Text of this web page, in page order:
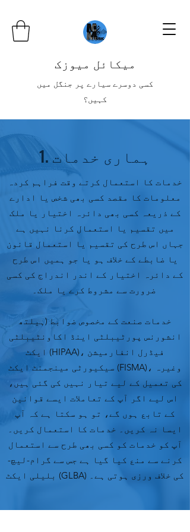
میکائل میوزک
کسی دوسرے سیارے پر جنگل میں
کہیں؟
1. ہماری خدمات
خدمات کا استعمال کرتے وقت فراہم کردہ
معلومات کا مقصد کسی بھی شخص یا ادارے
کے ذریعہ کسی بھی دائرہ اختیار یا ملک
میں تقسیم یا استعمال کرنا نہیں ہے
جہاں اس طرح کی تقسیم یا استعمال قانون
یا ضابطے کے خلاف ہو یا جو ہمیں اس طرح
کے دائرہ اختیار کے اندر اندراج کی کسی
خدمات صنعت کے مخصوص ضوابط (ہیلتھ
انشورنس پورٹیبلٹی اینڈ اکاونٹیبلٹی
ایکٹ (HIPAA)، فیڈرل انفارمیشن
سیکیورٹی مینجمنٹ ایکٹ (FISMA)، وغیرہ
کی تعمیل کے لیے تیار نہیں کی گئی ہیں،
اس لیے اگر آپ کے تعاملات ایسے قوانین
کے تابع ہوں گے، تو ہو سکتا ہے کہ آپ
ایسا نہ کریں۔ خدمات کا استعمال کریں۔
آپ کو خدمات کو کسی بھی طرح سے استعمال
کرنے سے منع کیا گیا ہے جس سے گرام-لیچ-
بلیلی ایکٹ (GLBA) کی خلاف ورزی ہوتی ہے۔